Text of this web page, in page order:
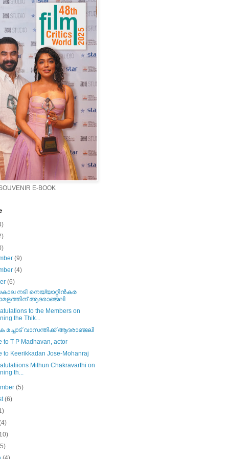
E-BOOK
(9)
(4)
(6)
നടി നെയ്യാറ്റിന്‍കര
ആദരാഞ്ജലി
to the Members on
the Thik...
മച്ചാട് വാസന്തിക്ക് ആദരാഞ്ജലി
to T P Madhavan, actor
to Keerikkadan Jose-Mohanraj
Mithun Chakravarthi on
th...
(5)
(6)